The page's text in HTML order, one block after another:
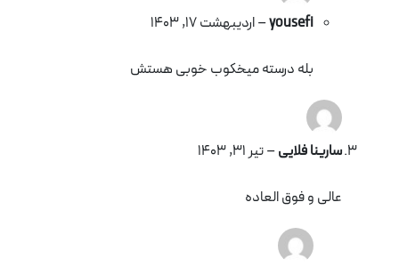
yousefi
–اردیبهشت 17, 1403
بله درسته میخکوب خوبی هستش
سارینا فلایی–تیر 31, 1403
عالی و فوق العاده